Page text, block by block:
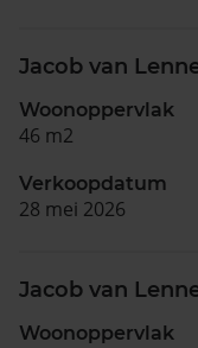
Jacob van
Woonoppervlak
46 m2
Verkoopdatum
28 mei 2026
Jacob van
Woonoppervlak